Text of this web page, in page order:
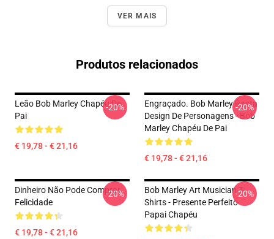
VER MAIS
Produtos relacionados
Leão Bob Marley Chapéu De
Pai
€ 19,78 - € 21,16
-20%
Engraçado. Bob Marley Rasta
Design De Personagens - Bob
Marley Chapéu De Pai
€ 19,78 - € 21,16
-20%
Dinheiro Não Pode Comprar
Felicidade
€ 19,78 - € 21,16
-20%
Bob Marley Art Musician T-
Shirts - Presente Perfeito
Papai Chapéu
-20%